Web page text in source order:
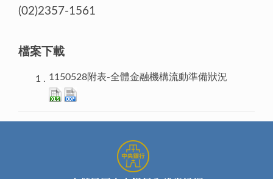
(02)2357-1561
檔案下載
1150528附表-全體金融機構流動準備狀況